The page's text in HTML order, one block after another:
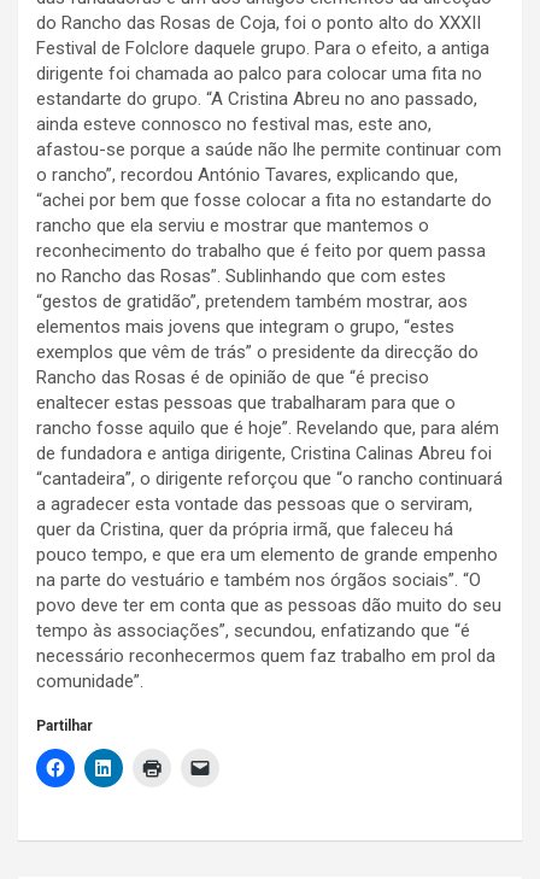
do Rancho das Rosas de Coja, foi o ponto alto do XXXII
Festival de Folclore daquele grupo. Para o efeito, a antiga
dirigente foi chamada ao palco para colocar uma fita no
estandarte do grupo. “A Cristina Abreu no ano passado,
ainda esteve connosco no festival mas, este ano,
afastou-se porque a saúde não lhe permite continuar com
o rancho”, recordou António Tavares, explicando que,
“achei por bem que fosse colocar a fita no estandarte do
rancho que ela serviu e mostrar que mantemos o
reconhecimento do trabalho que é feito por quem passa
no Rancho das Rosas”. Sublinhando que com estes
“gestos de gratidão”, pretendem também mostrar, aos
elementos mais jovens que integram o grupo, “estes
exemplos que vêm de trás” o presidente da direcção do
Rancho das Rosas é de opinião de que “é preciso
enaltecer estas pessoas que trabalharam para que o
rancho fosse aquilo que é hoje”. Revelando que, para além
de fundadora e antiga dirigente, Cristina Calinas Abreu foi
“cantadeira”, o dirigente reforçou que “o rancho continuará
a agradecer esta vontade das pessoas que o serviram,
quer da Cristina, quer da própria irmã, que faleceu há
pouco tempo, e que era um elemento de grande empenho
na parte do vestuário e também nos órgãos sociais”. “O
povo deve ter em conta que as pessoas dão muito do seu
tempo às associações”, secundou, enfatizando que “é
necessário reconhecermos quem faz trabalho em prol da
comunidade”.
Partilhar